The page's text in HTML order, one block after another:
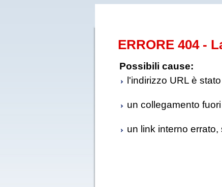
ERRORE 404 -
Possibili cause:
l'indirizzo URL è
un collegamento
un link interno